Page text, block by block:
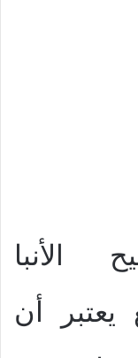
الأنبا
يعتبر أن